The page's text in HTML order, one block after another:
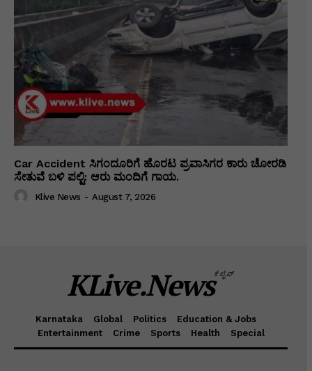
Car Accident ಸಿಗಂದೂರಿಗೆ ಹೊರಟ ಪ್ರವಾಸಿಗರ ಕಾರು ಚೋರಡಿ
ಸೇತುವೆ ಬಳಿ ಪಲ್ಟಿ: ಆರು ಮಂದಿಗೆ ಗಾಯ.
Klive News - August 7, 2026
KLive.Newsಕೆಲೈವ್
Karnataka Global Politics
Education & Jobs
Entertainment
Crime Sports Health Special